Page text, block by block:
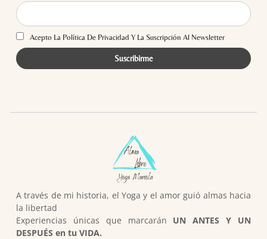
Acepto La Política De Privacidad Y La Suscripción Al Newsletter
A través de mi historia, el Yoga y el amor guió almas hacia
la libertad
Experiencias únicas que marcarán UN ANTES Y UN
DESPUÉS en tu VIDA.